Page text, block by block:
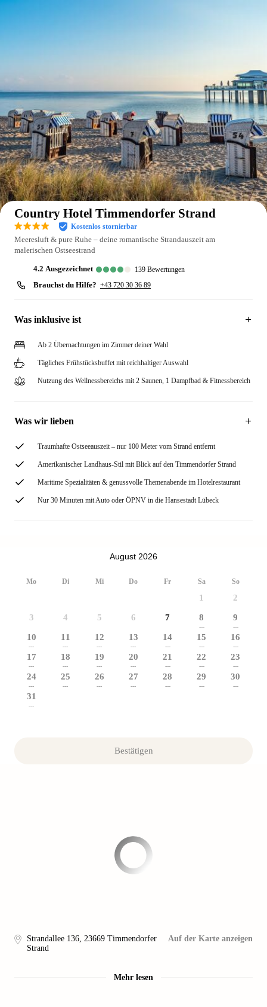
Auf der Karte anzeigen
Country Hotel Timmendorfer Strand
Kostenlos stornierbar
Meeresluft & pure Ruhe – deine romantische Strandauszeit am
malerischen Ostseestrand
4.2 ausgezeichnet 139 Bewertungen
Brauchst du Hilfe? +43 720 30 36 89
Was inklusive ist
Ab 2 Übernachtungen im Zimmer deiner Wahl
Tägliches Frühstücksbuffet mit reichhaltiger Auswahl
Nutzung des Wellnessbereichs mit 2 Saunen, 1 Dampfbad & Fitnessbereich
Was wir lieben
Traumhafte Ostseeauszeit – nur 100 Meter vom Strand entfernt
Amerikanischer Landhaus-Stil mit Blick auf den Timmendorfer Strand
Maritime Spezialitäten & genussvolle Themenabende im Hotelrestaurant
Nur 30 Minuten mit Auto oder ÖPNV in die Hansestadt Lübeck
August 2026
Mo Di Mi Do Fr Sa So
1 2
3 4 5 6 7 8
---
9
---
10
---
11
---
12
---
13
---
14
---
15
---
16
---
17
---
18
---
19
---
20
---
21
---
22
---
23
---
24
---
25
---
26
---
27
---
28
---
29
---
30
---
31
---
Bestätigen
Strandallee 136, 23669 Timmendorfer
Strand
Auf der Karte anzeigen
Mehr lesen